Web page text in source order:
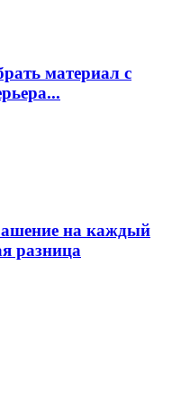
материал с
на каждый
разница